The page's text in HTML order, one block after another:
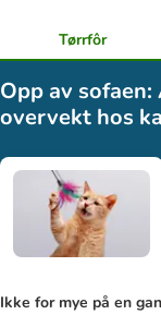
Tørrfôr
Opp av
overvekt hos
Ikke for mye på en